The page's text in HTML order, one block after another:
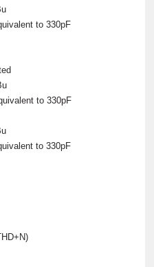
to 330pF
to 330pF
to 330pF